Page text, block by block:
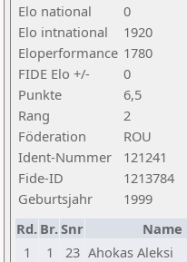
Elo national
0
Elo intnational
1920
Eloperformance 1780
FIDE Elo +/-
0
Punkte
6,5
Rang
2
Föderation
ROU
Ident-Nummer
121241
Fide-ID
1213784
Geburtsjahr
1999
Rd. Br.Snr Name
1
1 23 Ahokas Aleksi